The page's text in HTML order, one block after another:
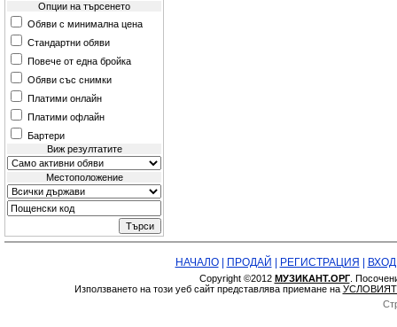
Опции на търсенето
Обяви с минимална цена
Стандартни обяви
Повече от една бройка
Обяви със снимки
Платими онлайн
Платими офлайн
Бартери
Виж резултатите
Местоположение
НАЧАЛО| ПРОДАЙ РЕГИСТРАЦИЯ ВХОД
Copyright ©2012 МУЗИКАНТ.ОРГ.
Използването на този уеб сайт представлява приемане на